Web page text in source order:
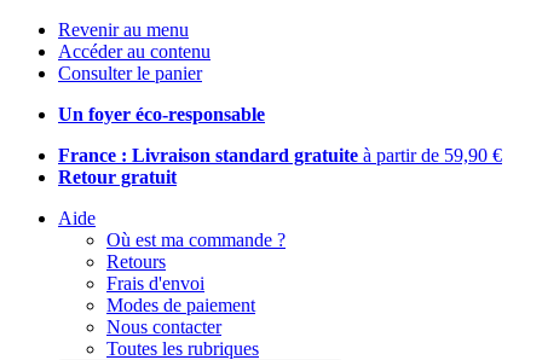
Revenir au menu
Accéder au contenu
Consulter le panier
Un foyer éco-responsable
France : Livraison standard gratuite à partir de 59,90 €
Retour gratuit
Aide
Où est ma commande ?
Retours
Frais d'envoi
Modes de paiement
Nous contacter
Toutes les rubriques